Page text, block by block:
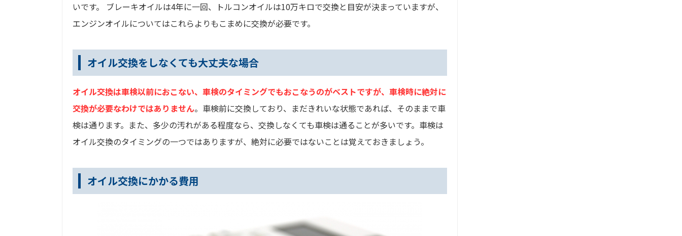
いです。 ブレーキオイルは4年に一回、トルコンオイルは10万キロで交換と目安が決まっていますが、
エンジンオイルについてはこれらよりもこまめに交換が必要です。
オイル交換をしなくても大丈夫な場合
オイル交換は車検以前におこない、車検のタイミングでもおこなうのがベストですが、車検時に絶対に
交換が必要なわけではありません。車検前に交換しており、まだきれいな状態であれば、そのままで車
検は通ります。また、多少の汚れがある程度なら、交換しなくても車検は通ることが多いです。車検は
オイル交換のタイミングの一つではありますが、絶対に必要ではないことは覚えておきましょう。
オイル交換にかかる費用